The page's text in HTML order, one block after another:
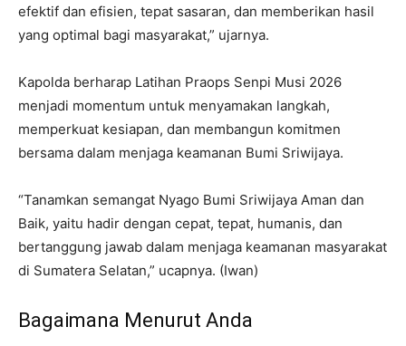
efektif dan efisien, tepat sasaran, dan memberikan hasil
yang optimal bagi masyarakat,” ujarnya.
Kapolda berharap Latihan Praops Senpi Musi 2026
menjadi momentum untuk menyamakan langkah,
memperkuat kesiapan, dan membangun komitmen
bersama dalam menjaga keamanan Bumi Sriwijaya.
“Tanamkan semangat Nyago Bumi Sriwijaya Aman dan
Baik, yaitu hadir dengan cepat, tepat, humanis, dan
bertanggung jawab dalam menjaga keamanan masyarakat
di Sumatera Selatan,” ucapnya. (Iwan)
Bagaimana Menurut Anda